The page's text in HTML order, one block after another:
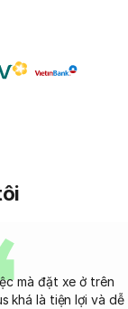
mà đặt xe ở trên
khá là tiện lợi và dễ